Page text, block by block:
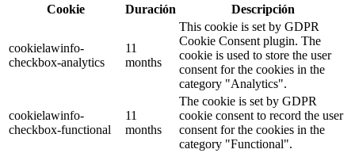
Cookie
Duración Descripción
cookielawinfo-
checkbox-analytics
11
months
This cookie is set by GDPR
Cookie Consent plugin. The
cookie is used to store the user
consent for the cookies in the
category "Analytics".
cookielawinfo-
checkbox-functional
11
months
The cookie is set by GDPR
cookie consent to record the user
consent for the cookies in the
category "Functional".